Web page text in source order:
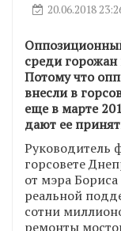
20.06.2018
среди
Потому что
внесли в
еще в марте
дают ее
Руководитель
горсовете
от мэра
реальной
сотни
ремонты